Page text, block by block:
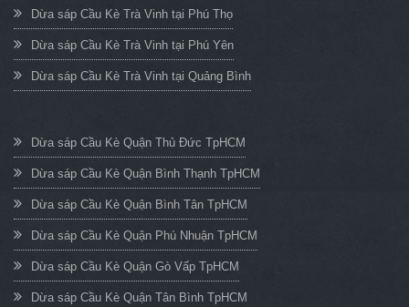
Dừa sáp Cầu Kè Trà Vinh tại Phú Thọ
Dừa sáp Cầu Kè Trà Vinh tại Phú Yên
Dừa sáp Cầu Kè Trà Vinh tại Quảng Bình
Dừa sáp Cầu Kè Quận Thủ Đức TpHCM
Dừa sáp Cầu Kè Quận Bình Thạnh TpHCM
Dừa sáp Cầu Kè Quận Bình Tân TpHCM
Dừa sáp Cầu Kè Quận Phú Nhuận TpHCM
Dừa sáp Cầu Kè Quận Gò Vấp TpHCM
Dừa sáp Cầu Kè Quận Tân Bình TpHCM